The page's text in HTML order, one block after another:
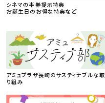
シネマの半券提示特典
お誕生日のお得な特典など
アミュプラザ長崎のサスティナブルな取
り組み